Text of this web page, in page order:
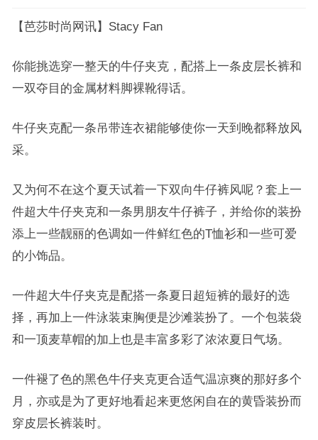
【芭莎时尚网讯】Stacy Fan
你能挑选穿一整天的牛仔夹克，配搭上一条皮层长裤和
一双夺目的金属材料脚裸靴得话。
牛仔夹克配一条吊带连衣裙能够使你一天到晚都释放风
采。
又为何不在这个夏天试着一下双向牛仔裤风呢？套上一
件超大牛仔夹克和一条男朋友牛仔裤子，并给你的装扮
添上一些靓丽的色调如一件鲜红色的T恤衫和一些可爱
的小饰品。
一件超大牛仔夹克是配搭一条夏日超短裤的最好的选
择，再加上一件泳装束胸便是沙滩装扮了。一个包装袋
和一顶麦草帽的加上也是丰富多彩了浓浓夏日气场。
一件褪了色的黑色牛仔夹克更合适气温凉爽的那好多个
月，亦或是为了更好地看起来更悠闲自在的黄昏装扮而
穿皮层长裤装时。